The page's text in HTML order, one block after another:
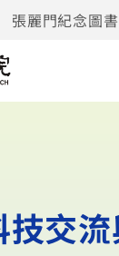
張麗門紀念圖
交